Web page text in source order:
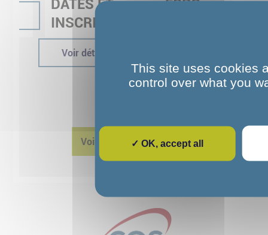
DATES ET
INSCRIPTIONS
Voir détails
un ESPO
Voir détails
Voir toutes les actualités
This site uses cookies
control over what you
✓ OK, accept all